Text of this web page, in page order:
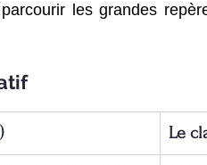
les grandes
Le